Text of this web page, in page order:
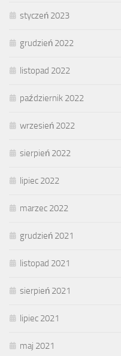
styczeń 2023
grudzień 2022
listopad 2022
październik 2022
wrzesień 2022
sierpień 2022
lipiec 2022
marzec 2022
grudzień 2021
listopad 2021
sierpień 2021
lipiec 2021
maj 2021